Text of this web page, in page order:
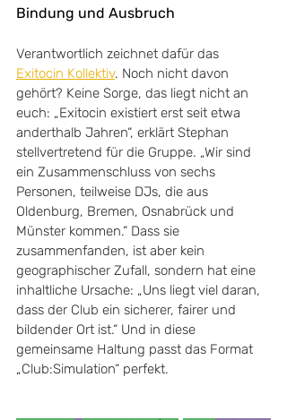
Bindung und Ausbruch
Verantwortlich zeichnet dafür das
Exitocin Kollektiv. Noch nicht davon
gehört? Keine Sorge, das liegt nicht an
euch: „Exitocin existiert erst seit etwa
anderthalb Jahren“, erklärt Stephan
stellvertretend für die Gruppe. „Wir sind
ein Zusammenschluss von sechs
Personen, teilweise DJs, die aus
Oldenburg, Bremen, Osnabrück und
Münster kommen.“ Dass sie
zusammenfanden, ist aber kein
geographischer Zufall, sondern hat eine
inhaltliche Ursache: „Uns liegt viel daran,
dass der Club ein sicherer, fairer und
bildender Ort ist.“ Und in diese
gemeinsame Haltung passt das Format
„Club:Simulation“ perfekt.